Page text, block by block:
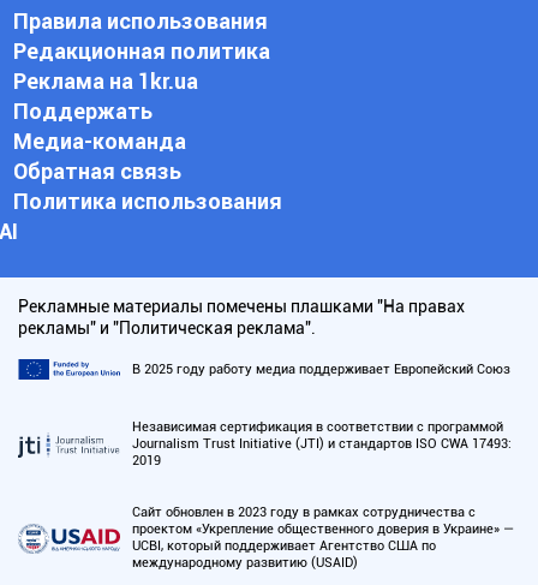
Правила использования
Редакционная политика
Реклама на 1kr.ua
Поддержать
Медиа-команда
Обратная связь
Политика использования
АI
Рекламные материалы помечены плашками "На правах
рекламы" и "Политическая реклама".
В 2025 году работу медиа поддерживает Европейский Союз
Независимая сертификация в соответствии с программой
Journalism Trust Initiative (JTI) и стандартов ISO CWA 17493:
2019
Сайт обновлен в 2023 году в рамках сотрудничества с
проектом «Укрепление общественного доверия в Украине» —
UCBI, который поддерживает Агентство США по
международному развитию (USAID)